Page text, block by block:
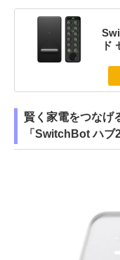
ド
賢く家電をつなげ
「SwitchBot ハブ2